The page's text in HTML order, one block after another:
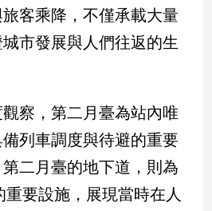
客乘降，不僅承載大量
市發展與人們往返的生
察，第二月臺為站內唯
列車調度與待避的重要
二月臺的地下道，則為
要設施，展現當時在人